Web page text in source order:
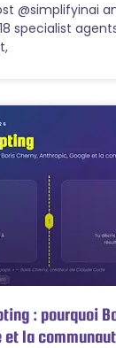
@simplifyinai
18 specialist
: pourquoi
et la